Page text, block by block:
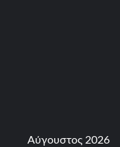
Αύγουστος 2026